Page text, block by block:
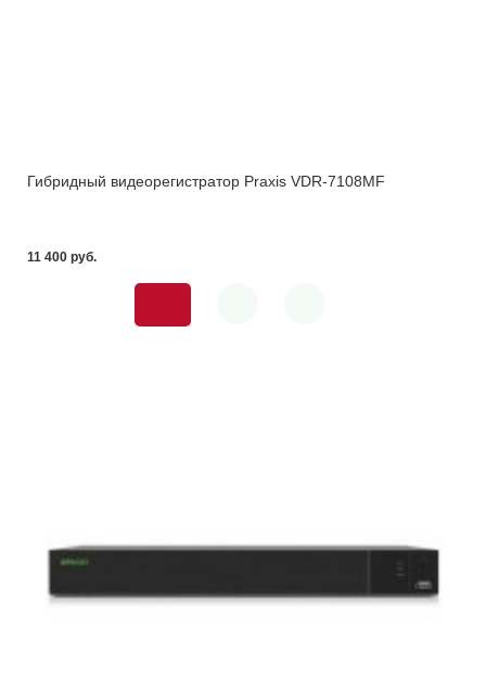
Гибридный видеорегистратор Praxis VDR-7108MF
11 400 pуб.